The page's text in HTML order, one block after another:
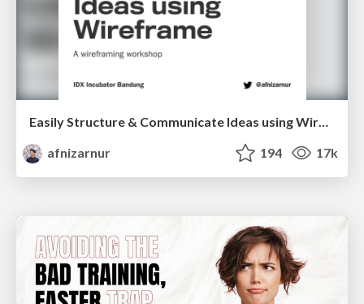
Easily Structure & Communicate Ideas using Wireframe
afnizarnur
194 17k